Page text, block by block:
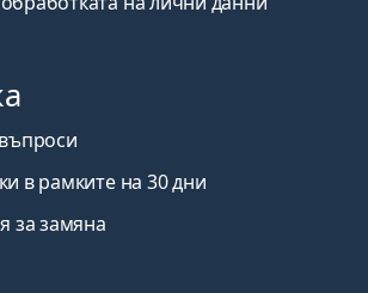
в рамките на 30 дни
за замяна